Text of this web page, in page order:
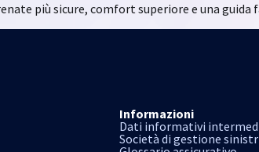
più sicure, comfort superiore e una
Informazioni
Dati informativi
Società di gestione